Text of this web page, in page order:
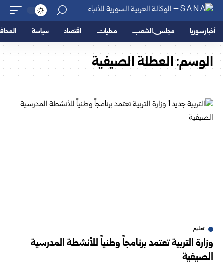
أخبار سوريا مجلس الشعب محليات اقتصاد سياسة
الوسم:العطلة الصيفية
تعليم
وزارة التربية تعتمد برنامجاً وطنياً للأنشطة المدرسية
الصيفية